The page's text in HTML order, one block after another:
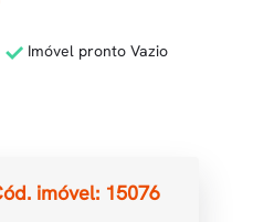
Imóvel pronto Vazio
imóvel: 15076